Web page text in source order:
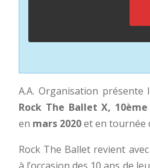
A.A. Organisation présente
Rock The Ballet X,
en mars 2020et en tournée
Rock The Ballet revient